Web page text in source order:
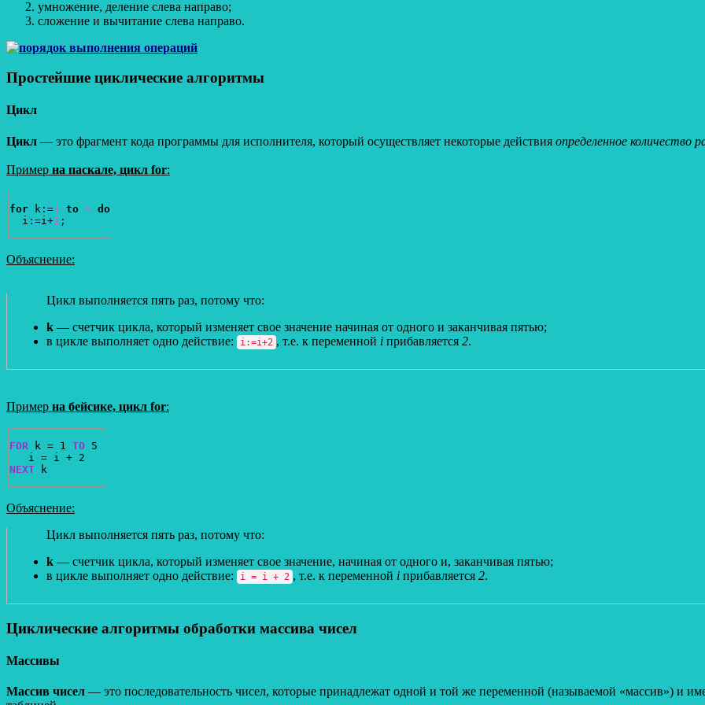
умножение, деление слева направо;
сложение и вычитание слева направо.
Простейшие циклические алгоритмы
Цикл
Цикл — это фрагмент кода программы для исполнителя, который осуществляет некоторые действия определенное количество
Пример на паскале, цикл for:
for k : =1 to 5 do
  i
: =i +2 ;
Объяснение:
Цикл выполняется пять раз, потому что:
k — счетчик цикла, который изменяет свое значение начиная от одного и заканчивая пятью;
в цикле выполняет одно действие:
i:=i+2 , т.е. к переменной i прибавляется 2.
Пример на бейсике, цикл for:
FOR k = 1 TO 5
NEXT k
Объяснение:
Цикл выполняется пять раз, потому что:
k — счетчик цикла, который изменяет свое значение, начиная от одного и, заканчивая пятью;
в цикле выполняет одно действие:
i = i + 2 , т.е. к переменной i прибавляется 2.
Циклические алгоритмы обработки массива чисел
Массивы
Массив чисел — это последовательность чисел, которые принадлежат одной и той же переменной (называемой «массив») и